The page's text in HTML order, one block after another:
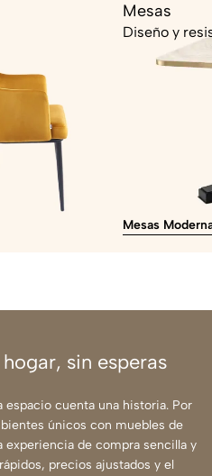
Mesas
Diseño y
Mesas
sin esperas
cuenta una historia. Por
únicos con muebles de
experiencia de compra sencilla y
precios ajustados y el